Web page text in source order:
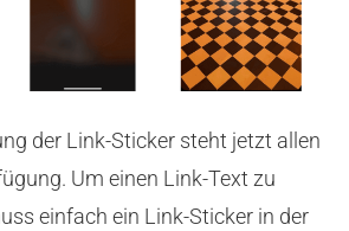
der Link-Sticker steht jetzt allen
Um einen Link-Text zu
einfach ein Link-Sticker in der